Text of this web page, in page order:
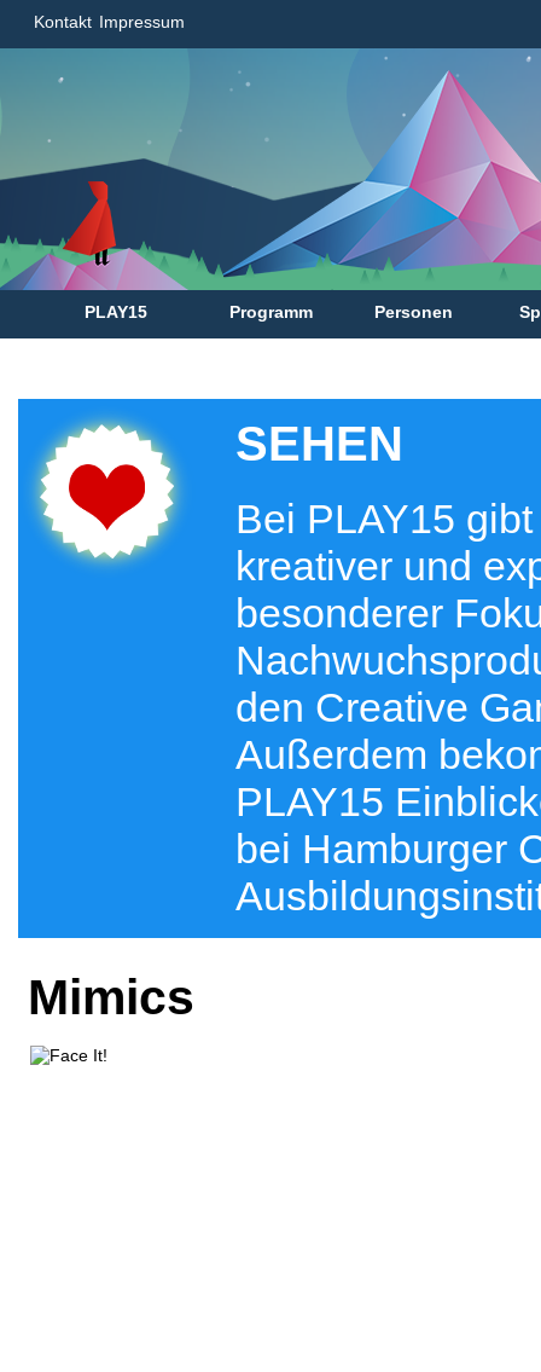
Kontakt Impressum
PLAY15 Programm Personen
SEHEN
Bei PLAY15
kreativer und
besonderer
den Creative
Außerdem
PLAY15
bei Hamburger
Mimics